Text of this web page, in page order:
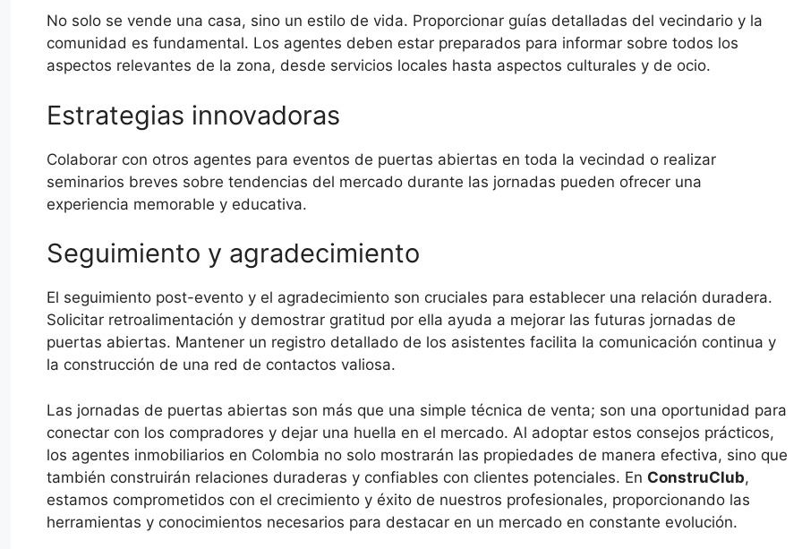
No solo se vende una casa, sino un estilo de vida. Proporcionar guías detalladas del vecindario y la
comunidad es fundamental. Los agentes deben estar preparados para informar sobre todos los
aspectos relevantes de la zona, desde servicios locales hasta aspectos culturales y de ocio.
Estrategias innovadoras
Colaborar con otros agentes para eventos de puertas abiertas en toda la vecindad o realizar
seminarios breves sobre tendencias del mercado durante las jornadas pueden ofrecer una
experiencia memorable y educativa.
Seguimiento y agradecimiento
El seguimiento post-evento y el agradecimiento son cruciales para establecer una relación duradera.
Solicitar retroalimentación y demostrar gratitud por ella ayuda a mejorar las futuras jornadas de
puertas abiertas. Mantener un registro detallado de los asistentes facilita la comunicación continua y
la construcción de una red de contactos valiosa.
Las jornadas de puertas abiertas son más que una simple técnica de venta; son una oportunidad para
conectar con los compradores y dejar una huella en el mercado. Al adoptar estos consejos prácticos,
los agentes inmobiliarios en Colombia no solo mostrarán las propiedades de manera efectiva, sino que
también construirán relaciones duraderas y confiables con clientes potenciales. En ConstruClub,
estamos comprometidos con el crecimiento y éxito de nuestros profesionales, proporcionando las
herramientas y conocimientos necesarios para destacar en un mercado en constante evolución.